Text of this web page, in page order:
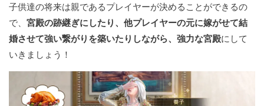
子供達の将来は親であるプレイヤーが決めることができるの
で、 宮殿の跡継ぎにしたり、他プレイヤーの元に嫁がせて結
婚させて強い繋がりを築いたりしながら、強力な宮殿にして
いきましょう！